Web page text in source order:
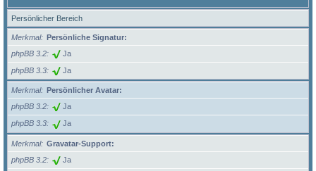
Persönlicher Bereich
Merkmal
Persönliche Signatur:
phpBB 3.2
Ja
phpBB 3.3 Ja
Merkmal
Persönlicher Avatar:
phpBB 3.2
Ja
phpBB 3.3 Ja
Merkmal
Gravatar-Support:
phpBB 3.2
Ja